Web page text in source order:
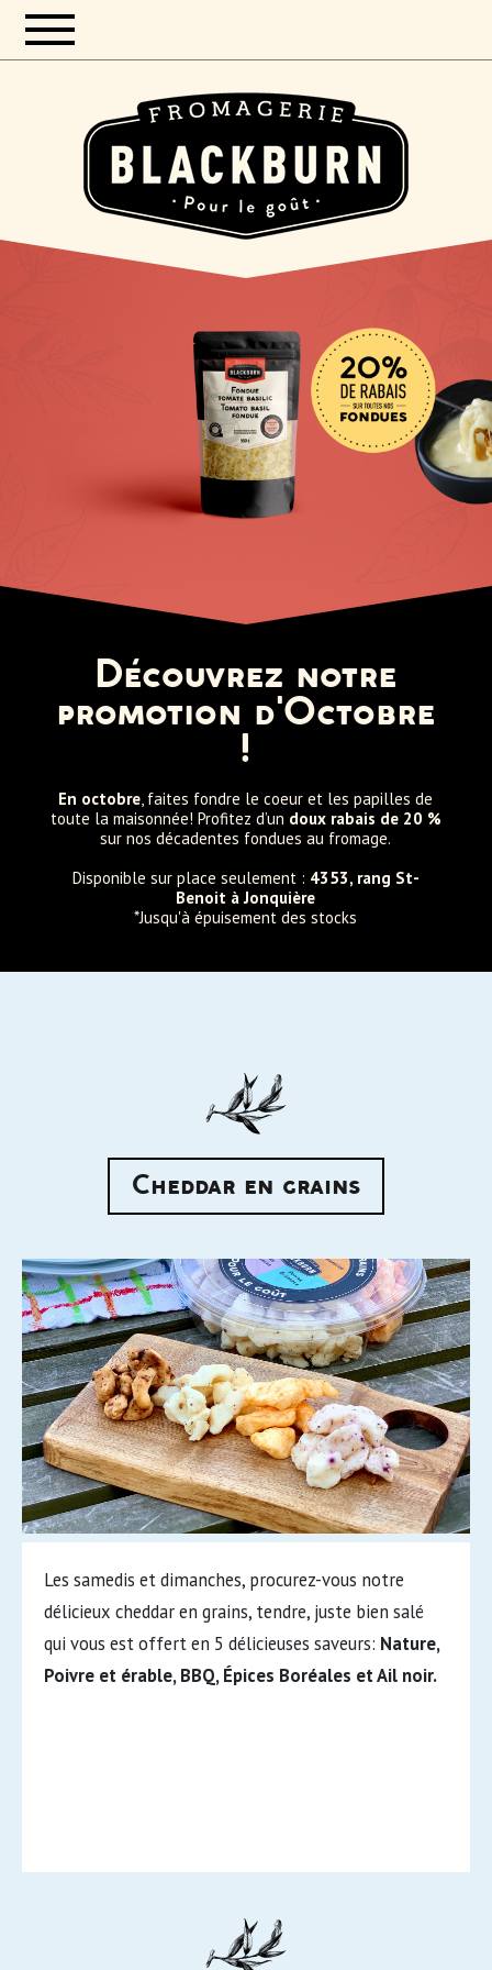
Découvrez notre
promotion d'Octobre
!
En octobre, faites fondre le coeur et les papilles de
toute la maisonnée! Profitez d’un doux rabais de 20 %
sur nos décadentes fondues au fromage.
Disponible sur place seulement : 4353, rang St-
Benoit à Jonquière
*Jusqu'à épuisement des stocks
Cheddar en grains
Les samedis et dimanches, procurez-vous notre
délicieux cheddar en grains, tendre, juste bien salé
qui vous est offert en 5 délicieuses saveurs: Nature,
Poivre et érable, BBQ, Épices Boréales et Ail noir.